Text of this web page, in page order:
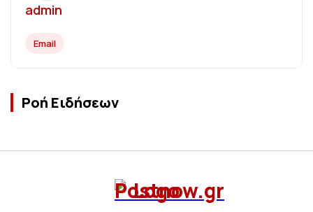
admin
Email
Ροή Ειδήσεων